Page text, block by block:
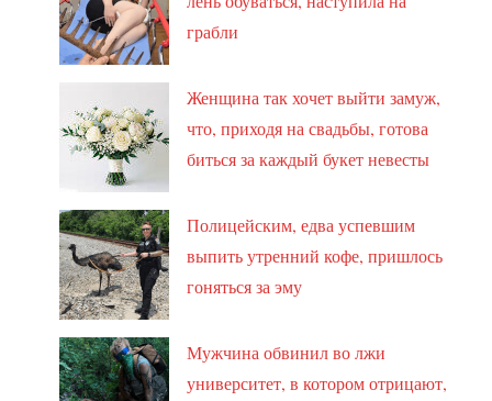
грабли
Женщина так хочет выйти замуж,
что, приходя на свадьбы, готова
биться за каждый букет невесты
Полицейским, едва успевшим
выпить утренний кофе, пришлось
гоняться за эму
Мужчина обвинил во лжи
университет, в котором отрицают,